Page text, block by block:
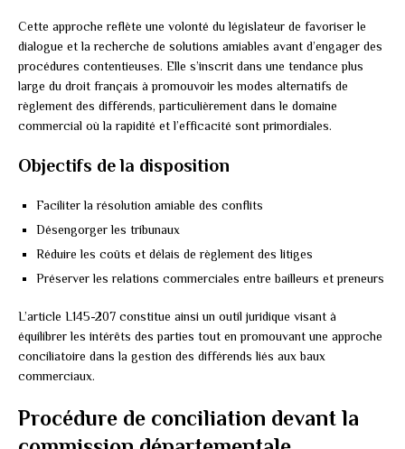
Cette approche reflète une volonté du législateur de favoriser le
dialogue et la recherche de solutions amiables avant d’engager des
procédures contentieuses. Elle s’inscrit dans une tendance plus
large du droit français à promouvoir les modes alternatifs de
règlement des différends, particulièrement dans le domaine
commercial où la rapidité et l’efficacité sont primordiales.
Objectifs de la disposition
Faciliter la résolution amiable des conflits
Désengorger les tribunaux
Réduire les coûts et délais de règlement des litiges
Préserver les relations commerciales entre bailleurs et preneurs
L’article L145-207 constitue ainsi un outil juridique visant à
équilibrer les intérêts des parties tout en promouvant une approche
conciliatoire dans la gestion des différends liés aux baux
commerciaux.
Procédure de conciliation devant la